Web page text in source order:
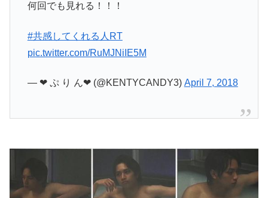
何回でも見れる！！！
#共感してくれる人RT
pic.twitter.com/RuMJNiIE5M
— ❤︎ ぷ り ん❤︎ (@KENTYCANDY3) April 7, 2018